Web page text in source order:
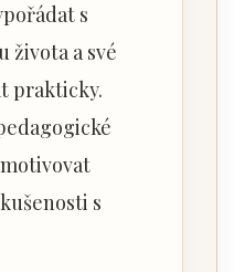
s
života a své
prakticky.
s